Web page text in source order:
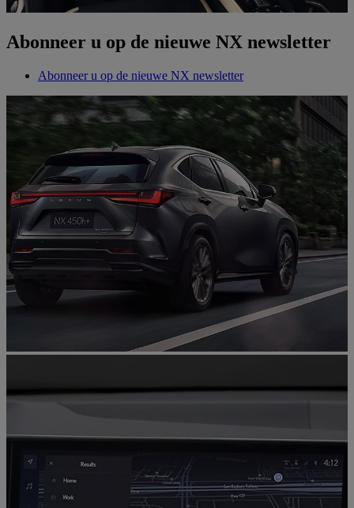
Abonneer u op de nieuwe NX newsletter
Abonneer u op de nieuwe NX newsletter